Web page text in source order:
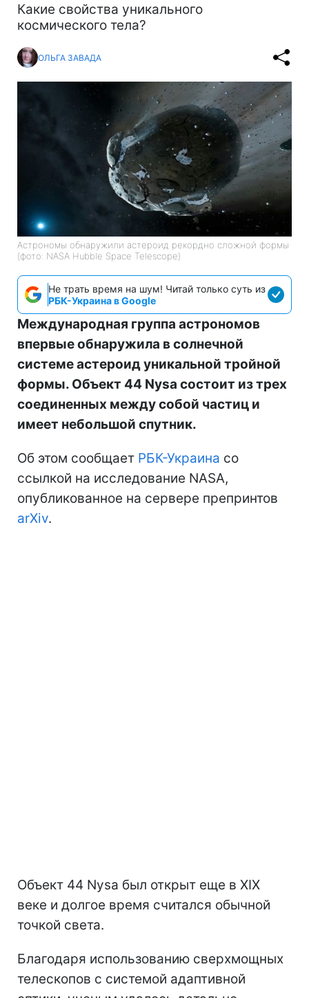
Какие свойства уникального
космического тела?
ОЛЬГА ЗАВАДА
Астрономы обнаружили астероид рекордно сложной формы
(фото: NASA Hubble Space Telescope)
Не трать время на шум! Читай только суть из
РБК-Украина в Google
Международная группа астрономов
впервые обнаружила в солнечной
системе астероид уникальной тройной
формы. Объект 44 Nysa состоит из трех
соединенных между собой частиц и
имеет небольшой спутник.
Об этом сообщает РБК-Украина со
ссылкой на исследование NASA,
опубликованное на сервере препринтов
arXiv.
Объект 44 Nysa был открыт еще в XIX
веке и долгое время считался обычной
точкой света.
Благодаря использованию сверхмощных
телескопов с системой адаптивной